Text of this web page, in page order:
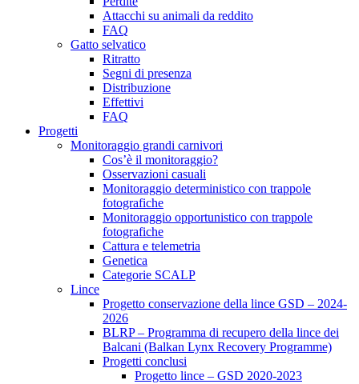
Attacchi su animali da reddito
FAQ
Gatto selvatico
Ritratto
Segni di presenza
Distribuzione
Effettivi
FAQ
Progetti
Monitoraggio grandi carnivori
Cos’è il monitoraggio?
Osservazioni casuali
Monitoraggio deterministico con trappole
fotografiche
Monitoraggio opportunistico con trappole
fotografiche
Cattura e telemetria
Genetica
Categorie SCALP
Lince
Progetto conservazione della lince GSD – 2024-
2026
BLRP – Programma di recupero della lince dei
Balcani (Balkan Lynx Recovery Programme)
Progetti conclusi
Progetto lince – GSD 2020-2023